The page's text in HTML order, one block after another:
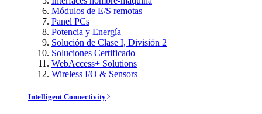
Módulos de E/S remotas
Panel PCs
Potencia y Energía
Solución de Clase I, División 2
Soluciones Certificado
WebAccess+ Solutions
Wireless I/O & Sensors
Intelligent Connectivity